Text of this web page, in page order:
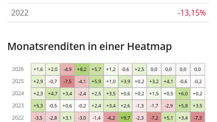
2022
-13,15%
Monatsrenditen in einer Heatmap
-3,5 -2,8 +3,1 -3,0 -1,4 -6,2 +9,7 -2,3 -7,2 +5,1 +3,4 -7,3
+5,3 -0,5 +0,6 -0,2 +2,4 +3,4 +2,6 -1,3 -1,7 -2,9 +5,8 +3,5
+2,3 +4,7 +3,4 -2,4 +2,5 +3,5 +0,6 +0,2 +1,5 +0,5 +6,0 +0,2
+2,9 -0,7 -7,5 -4,1 +5,9 +1,0 +3,9 +0,2 +3,2 +4,1 -0,6 -0,2
+1,6 +2,0 -4,9 +8,2 +5,7 +1,2 -0,6 +2,5 0,0 0,0 0,0 0,0
2022
2023
2024
2025
2026